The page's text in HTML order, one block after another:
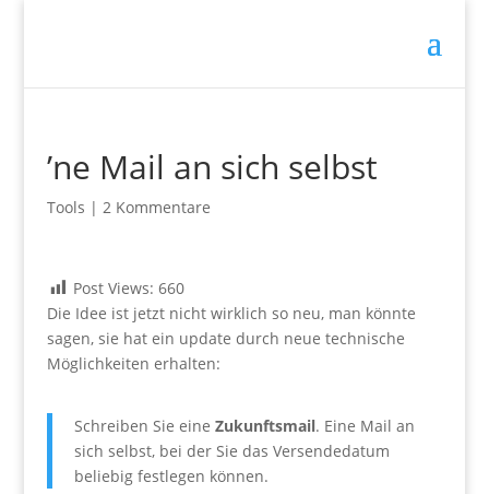
’ne Mail an sich selbst
Tools | 2 Kommentare
Post Views: 660
Die Idee ist jetzt nicht wirklich so neu, man könnte
sagen, sie hat ein update durch neue technische
Möglichkeiten erhalten:
Schreiben Sie eine Zukunftsmail. Eine Mail an
sich selbst, bei der Sie das Versendedatum
beliebig festlegen können.